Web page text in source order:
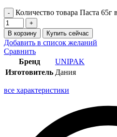
Количество товара Паста
В корзину Купить сейчас
Добавить в список желаний
Сравнить
Бренд
UNIPAK
Изготовитель Дания
все характеристики